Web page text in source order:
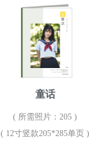
童话
( 所需照片：205 )
( 12寸竖款205*285单页 )